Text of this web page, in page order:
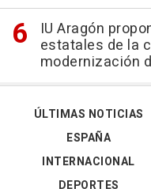
IU Aragón
estatales de la
modernización
ÚLTIMAS NOTICIAS
ESPAÑA
INTERNACIONAL